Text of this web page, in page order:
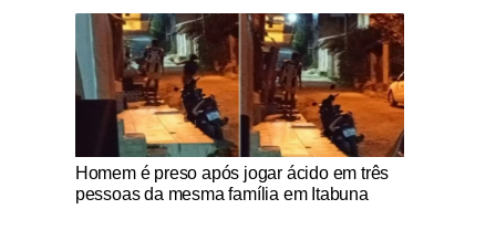
Notícias Católicas
Homem é preso após jogar ácido em três
pessoas da mesma família em Itabuna